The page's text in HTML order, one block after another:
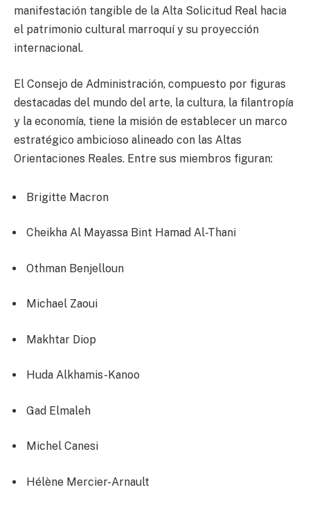
manifestación tangible de la Alta Solicitud Real hacia
el patrimonio cultural marroquí y su proyección
internacional.
El Consejo de Administración, compuesto por figuras
destacadas del mundo del arte, la cultura, la filantropía
y la economía, tiene la misión de establecer un marco
estratégico ambicioso alineado con las Altas
Orientaciones Reales. Entre sus miembros figuran:
Brigitte Macron
Cheikha Al Mayassa Bint Hamad Al-Thani
Othman Benjelloun
Michael Zaoui
Makhtar Diop
Huda Alkhamis-Kanoo
Gad Elmaleh
Michel Canesi
Hélène Mercier-Arnault